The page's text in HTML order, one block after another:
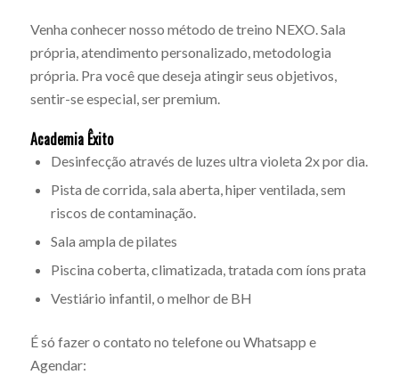
Venha conhecer nosso método de treino NEXO. Sala
própria, atendimento personalizado, metodologia
própria. Pra você que deseja atingir seus objetivos,
sentir-se especial, ser premium.
Academia Êxito
Desinfecção através de luzes ultra violeta 2x por dia.
Pista de corrida, sala aberta, hiper ventilada, sem
riscos de contaminação.
Sala ampla de pilates
Piscina coberta, climatizada, tratada com íons prata
Vestiário infantil, o melhor de BH
É só fazer o contato no telefone ou Whatsapp e
Agendar: